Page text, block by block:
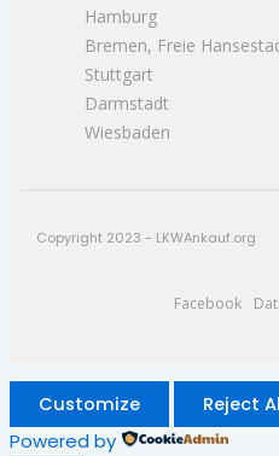
Hamburg
Bremen, Freie
Stuttgart
Darmstadt
Wiesbaden
Copyright 2023 - LKWAnkauf.org
Facebook
Customize Reject
Powered by